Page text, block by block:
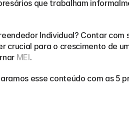
que trabalham
Individual? Contar
crucial para o crescimento de
MEI.
esse conteúdo com as 5